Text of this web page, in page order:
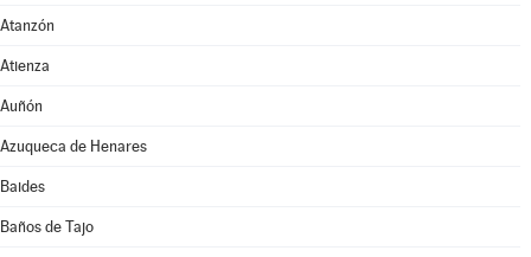
Atanzón
Atienza
Auñón
Azuqueca de Henares
Baides
Baños de Tajo